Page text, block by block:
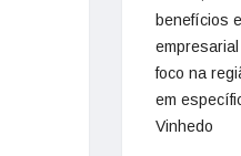
benefícios
foco na
em
Vinhedo